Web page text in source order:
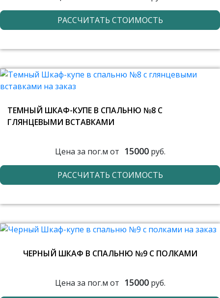
РАССЧИТАТЬ СТОИМОСТЬ
ТЕМНЫЙ ШКАФ-КУПЕ В СПАЛЬНЮ №8 С
ГЛЯНЦЕВЫМИ ВСТАВКАМИ
Цена за пог.м от 15000руб.
РАССЧИТАТЬ СТОИМОСТЬ
ЧЕРНЫЙ ШКАФ В СПАЛЬНЮ №9 С ПОЛКАМИ
Цена за пог.м от 15000руб.